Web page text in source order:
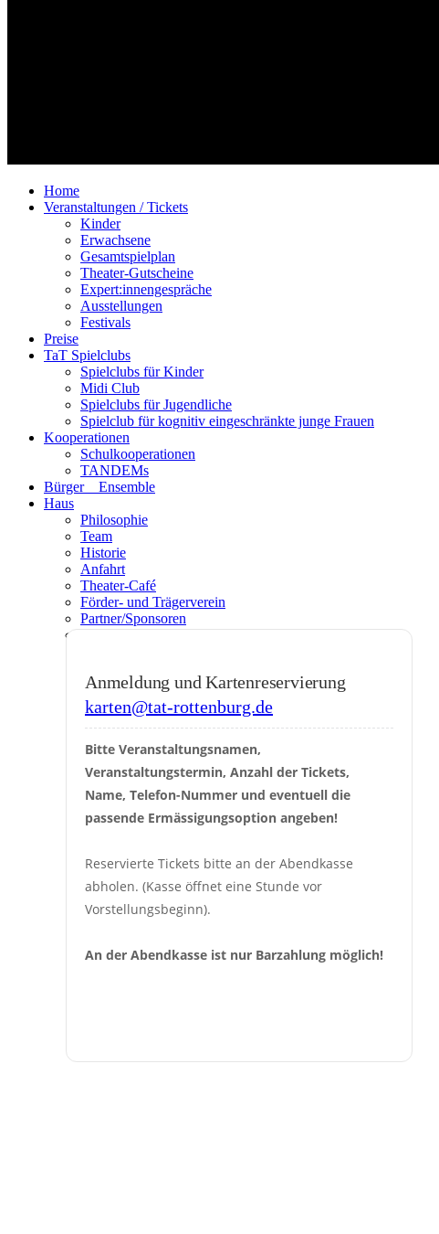
Home
Veranstaltungen / Tickets
Kinder
Erwachsene
Gesamtspielplan
Theater-Gutscheine
Expert:innengespräche
Ausstellungen
Festivals
Preise
TaT Spielclubs
Spielclubs für Kinder
Midi Club
Spielclubs für Jugendliche
Spielclub für kognitiv eingeschränkte junge Frauen
Kooperationen
Schulkooperationen
TANDEMs
Bürger__Ensemble
Haus
Philosophie
Team
Historie
Anfahrt
Theater-Café
Förder- und Trägerverein
Partner/Sponsoren
Venue Specs
Anmeldung und Kartenreservierung
karten@tat-rottenburg.de
Bitte Veranstaltungsnamen,
Veranstaltungstermin, Anzahl der Tickets,
Name, Telefon-Nummer und eventuell die
passende Ermässigungsoption angeben!
Reservierte Tickets bitte an der Abendkasse
abholen. (Kasse öffnet eine Stunde vor
Vorstellungsbeginn).
An der Abendkasse ist nur Barzahlung möglich!